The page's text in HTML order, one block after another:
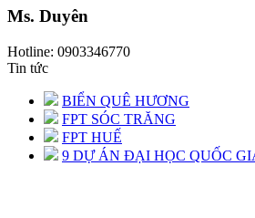
Ms. Duyên
Hotline: 0903346770
Tin tức
BIỂN QUÊ HƯƠNG
FPT SÓC TRĂNG
FPT HUẾ
9 DỰ ÁN ĐẠI HỌC QUỐC